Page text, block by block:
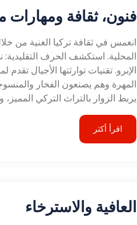
فنون، ثقافة ومهارات
انغمس في ثقافة تركيا الغنية من
المحلية. استكشف الحرف
الإبرو. تقنيات توارثتها الأجيال
المهرة وهم يصنعون الفخار
يربط الزوار بالتراث التركي
اقرأ أكثر
العافية والاسترخاء